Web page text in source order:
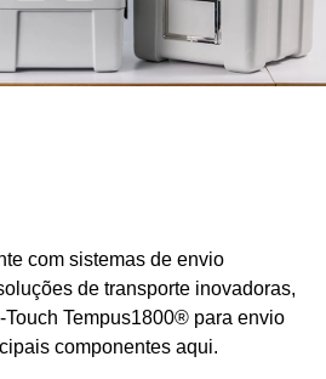
com sistemas de envio
de transporte inovadoras,
Tempus1800® para envio
componentes aqui.